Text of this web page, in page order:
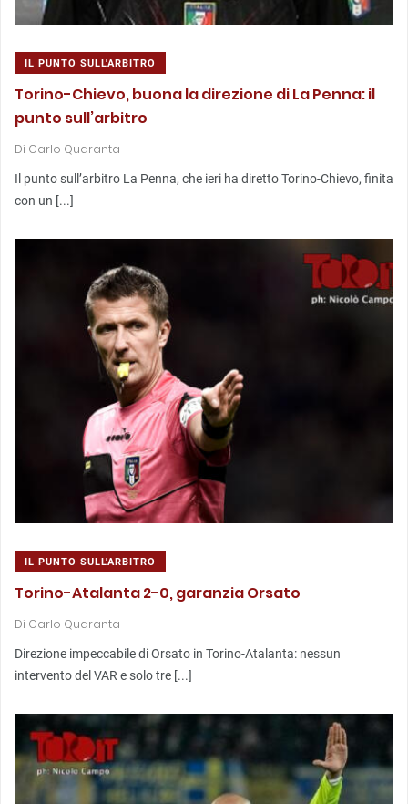
IL PUNTO SULL'ARBITRO
Torino-Chievo, buona la direzione di La Penna: il
punto sull’arbitro
Di Carlo Quaranta
Il punto sull’arbitro La Penna, che ieri ha diretto Torino-Chievo, finita
con un [...]
IL PUNTO SULL'ARBITRO
Torino-Atalanta 2-0, garanzia Orsato
Di Carlo Quaranta
Direzione impeccabile di Orsato in Torino-Atalanta: nessun
intervento del VAR e solo tre [...]